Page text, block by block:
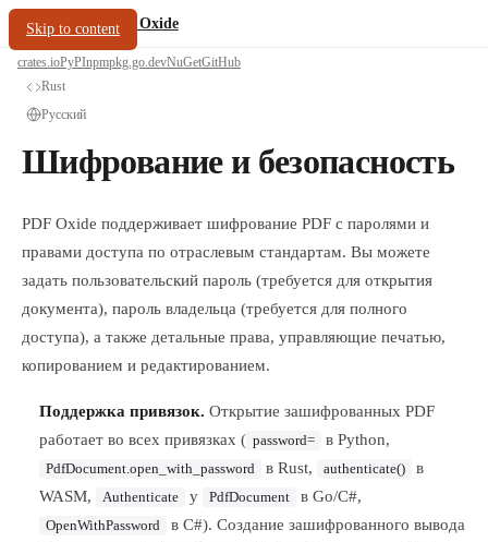
Skip to content
oxide.fyi/PDF Oxide
crates.ioPyPInpmpkg.go.devNuGetGitHub
Rust
Русский
Шифрование и безопасность
PDF Oxide поддерживает шифрование PDF с паролями и
правами доступа по отраслевым стандартам. Вы можете
задать пользовательский пароль (требуется для открытия
документа), пароль владельца (требуется для полного
доступа), а также детальные права, управляющие печатью,
копированием и редактированием.
Поддержка привязок. Открытие зашифрованных PDF
работает во всех привязках ( password= в Python,
PdfDocument.open_with_password в Rust, authenticate()
в
WASM,
Authenticate у PdfDocument в Go/C#,
OpenWithPassword
в C#). Создание зашифрованного вывода